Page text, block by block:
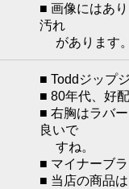
■ 画像にはあ
汚れ
があります
■ Toddジップ
■ 80年代、好
■ 右胸はラバ
良いで
すね。
■ マイナーブ
■ 当店の商品